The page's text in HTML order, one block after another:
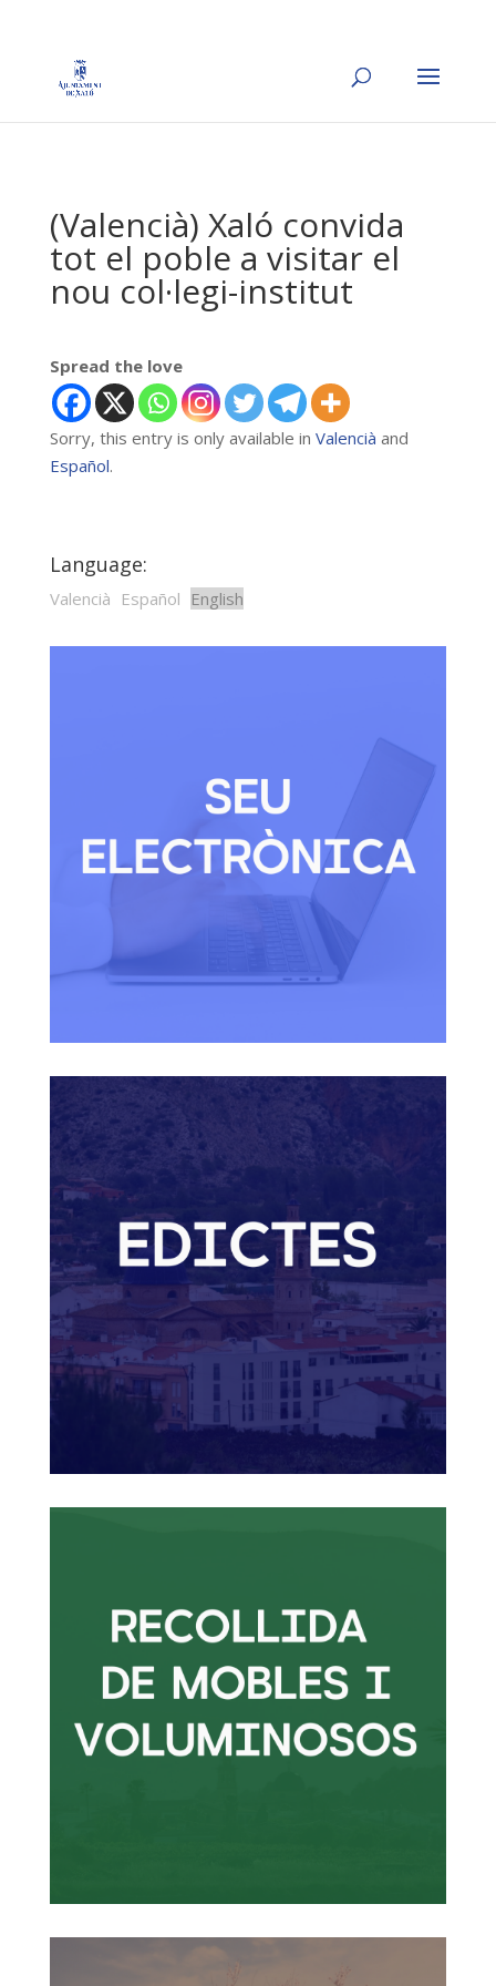
(Valencià) Xaló convida
tot el poble a visitar el
nou col·legi-institut
Spread the love
Sorry, this entry is only available in Valencià and
Español.
Language:
Valencià Español English